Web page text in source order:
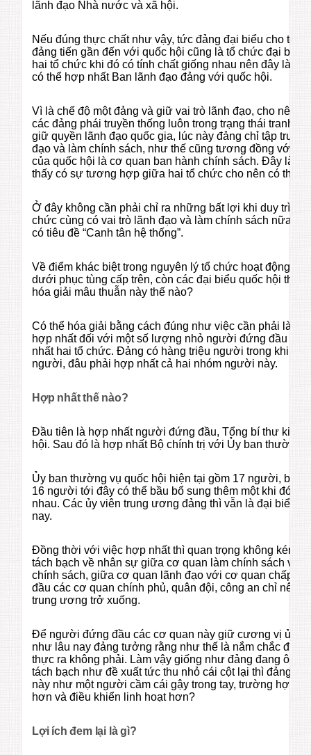
lãnh đạo Nhà nước và xã hội.
Nếu đúng thực chất như vậy, tức đảng đại biểu cho
đảng tiến gần đến với quốc hội cũng là tổ chức đại biểu
hai tổ chức khi đó có tính chất giống nhau nên đây là
có thể hợp nhất Ban lãnh đạo đảng với quốc hội.
Vì là chế độ một đảng và giữ vai trò lãnh đạo, cho nên
các đảng phái truyền thống luôn trong trạng thái tranh
giữ quyền lãnh đạo quốc gia, lúc này đảng chỉ tập trung
đạo và làm chính sách, như thế cũng tương đồng với
của quốc hội là cơ quan ban hành chính sách. Đây là lý
thấy có sự tương hợp giữa hai tổ chức cho nên có thể
Ở đây không cần phải chỉ ra những bất lợi khi duy trì
chức cùng có vai trò lãnh đạo và làm chính sách nữa,
có tiêu đề “Canh tân hệ thống”.
Về điểm khác biệt trong nguyên lý tổ chức hoạt động,
dưới phục tùng cấp trên, còn các đại biểu quốc hội thì
hóa giải mâu thuẫn này thế nào?
Có thể hóa giải bằng cách đúng như việc cần phải làm
hợp nhất đối với một số lượng nhỏ người đứng đầu
nhất hai tổ chức. Đảng có hàng triệu người trong khi
người, đâu phải hợp nhất cả hai nhóm người này.
Hợp nhất thế nào?
Đầu tiên là hợp nhất người đứng đầu, Tổng bí thư kiêm
hội. Sau đó là hợp nhất Bộ chính trị với Ủy ban thường
Ủy ban thường vụ quốc hội hiện tại gồm 17 người, bộ
16 người tới đây có thể bầu bổ sung thêm một khi đó
nhau. Các ủy viên trung ương đảng thì vẫn là đại biểu
nay.
Đồng thời với việc hợp nhất thì quan trọng không kém
tách bạch về nhân sự giữa cơ quan làm chính sách với
chính sách, giữa cơ quan lãnh đạo với cơ quan chấp
đầu các cơ quan chính phủ, quân đội, công an chỉ nên
trung ương trở xuống.
Để người đứng đầu các cơ quan này giữ cương vị ủy
như lâu nay đảng tưởng rằng như thế là nắm chắc
thực ra không phải. Làm vậy giống như đảng đang ôm
tách bạch như đề xuất tức thu nhỏ cái cột lại thì đảng
này như một người cầm cái gậy trong tay, trường hợp
hơn và điều khiển linh hoạt hơn?
Lợi ích đem lại là gì?